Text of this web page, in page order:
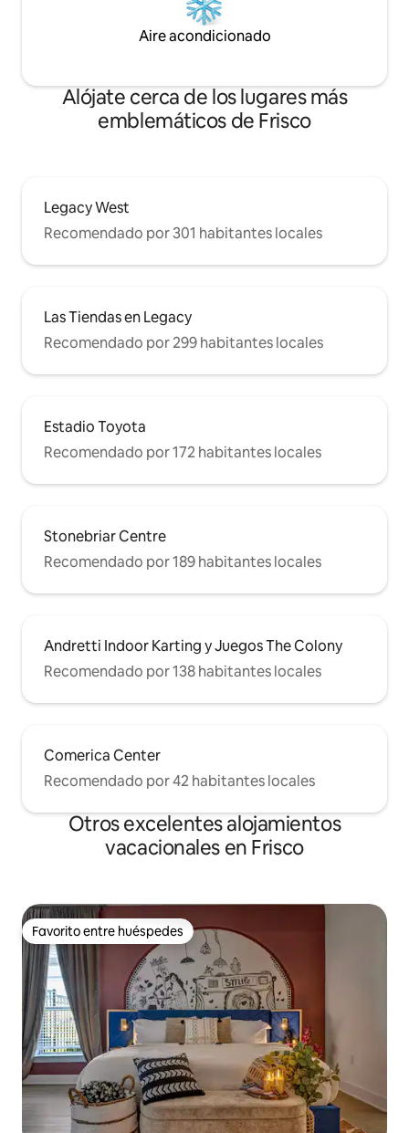
Aire acondicionado
Alójate cerca de los lugares más
emblemáticos de Frisco
Legacy West
Recomendado por 301 habitantes locales
Las Tiendas en Legacy
Recomendado por 299 habitantes locales
Estadio Toyota
Recomendado por 172 habitantes locales
Stonebriar Centre
Recomendado por 189 habitantes locales
Andretti Indoor Karting y Juegos The Colony
Recomendado por 138 habitantes locales
Comerica Center
Recomendado por 42 habitantes locales
Otros excelentes alojamientos
vacacionales en Frisco
Favorito entre huéspedes
Favorito entre huéspedes